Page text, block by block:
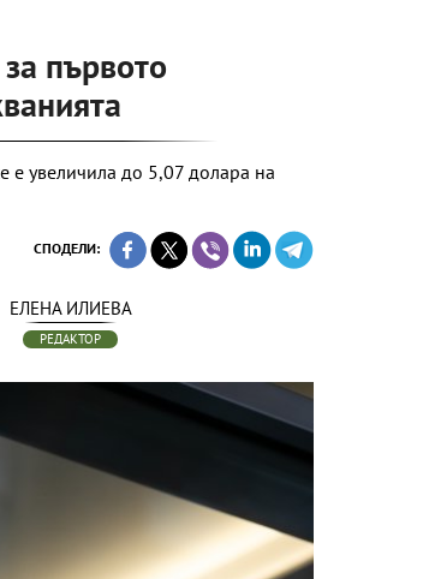
първото
е увеличила до 5,07 долара на
СПОДЕЛИ:
ЕЛЕНА ИЛИЕВА
РЕДАКТОР